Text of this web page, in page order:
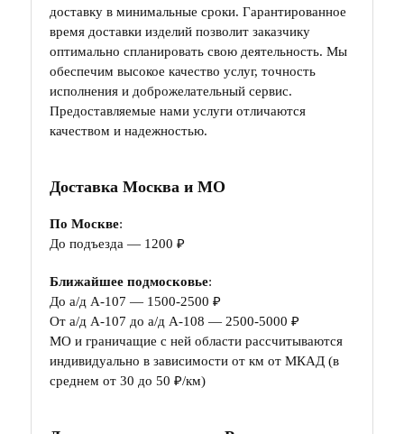
доставку в минимальные сроки. Гарантированное
время доставки изделий позволит заказчику
оптимально спланировать свою деятельность. Мы
обеспечим высокое качество услуг, точность
исполнения и доброжелательный сервис.
Предоставляемые нами услуги отличаются
качеством и надежностью.
Доставка Москва и МО
По Москве:
До подъезда — 1200 ₽
Ближайшее подмосковье:
До а/д А-107 — 1500-2500 ₽
От а/д А-107 до а/д А-108 — 2500-5000 ₽
МО и граничащие с ней области рассчитываются
индивидуально в зависимости от км от МКАД (в
среднем от 30 до 50 ₽/км)